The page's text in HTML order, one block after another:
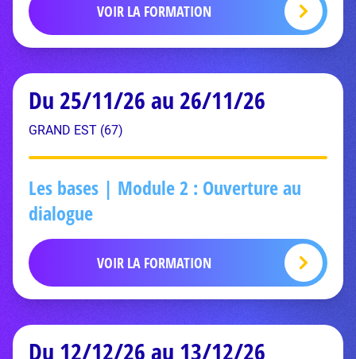
VOIR LA FORMATION
Du 25/11/26 au 26/11/26
GRAND EST (67)
Les bases | Module 2 : Ouverture au
dialogue
VOIR LA FORMATION
Du 12/12/26 au 13/12/26